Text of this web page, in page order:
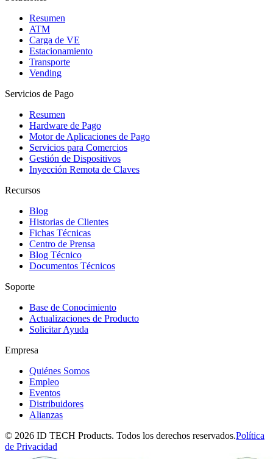
Resumen
ATM
Carga de VE
Estacionamiento
Transporte
Vending
Servicios de Pago
Resumen
Hardware de Pago
Motor de Aplicaciones de Pago
Servicios para Comercios
Gestión de Dispositivos
Inyección Remota de Claves
Recursos
Blog
Historias de Clientes
Fichas Técnicas
Centro de Prensa
Blog Técnico
Documentos Técnicos
Soporte
Base de Conocimiento
Actualizaciones de Producto
Solicitar Ayuda
Empresa
Quiénes Somos
Empleo
Eventos
Distribuidores
Alianzas
© 2026 ID TECH Products. Todos los derechos reservados.Política
de Privacidad